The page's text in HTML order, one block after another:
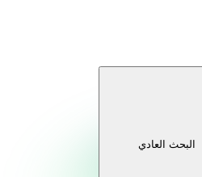
البحث العادي